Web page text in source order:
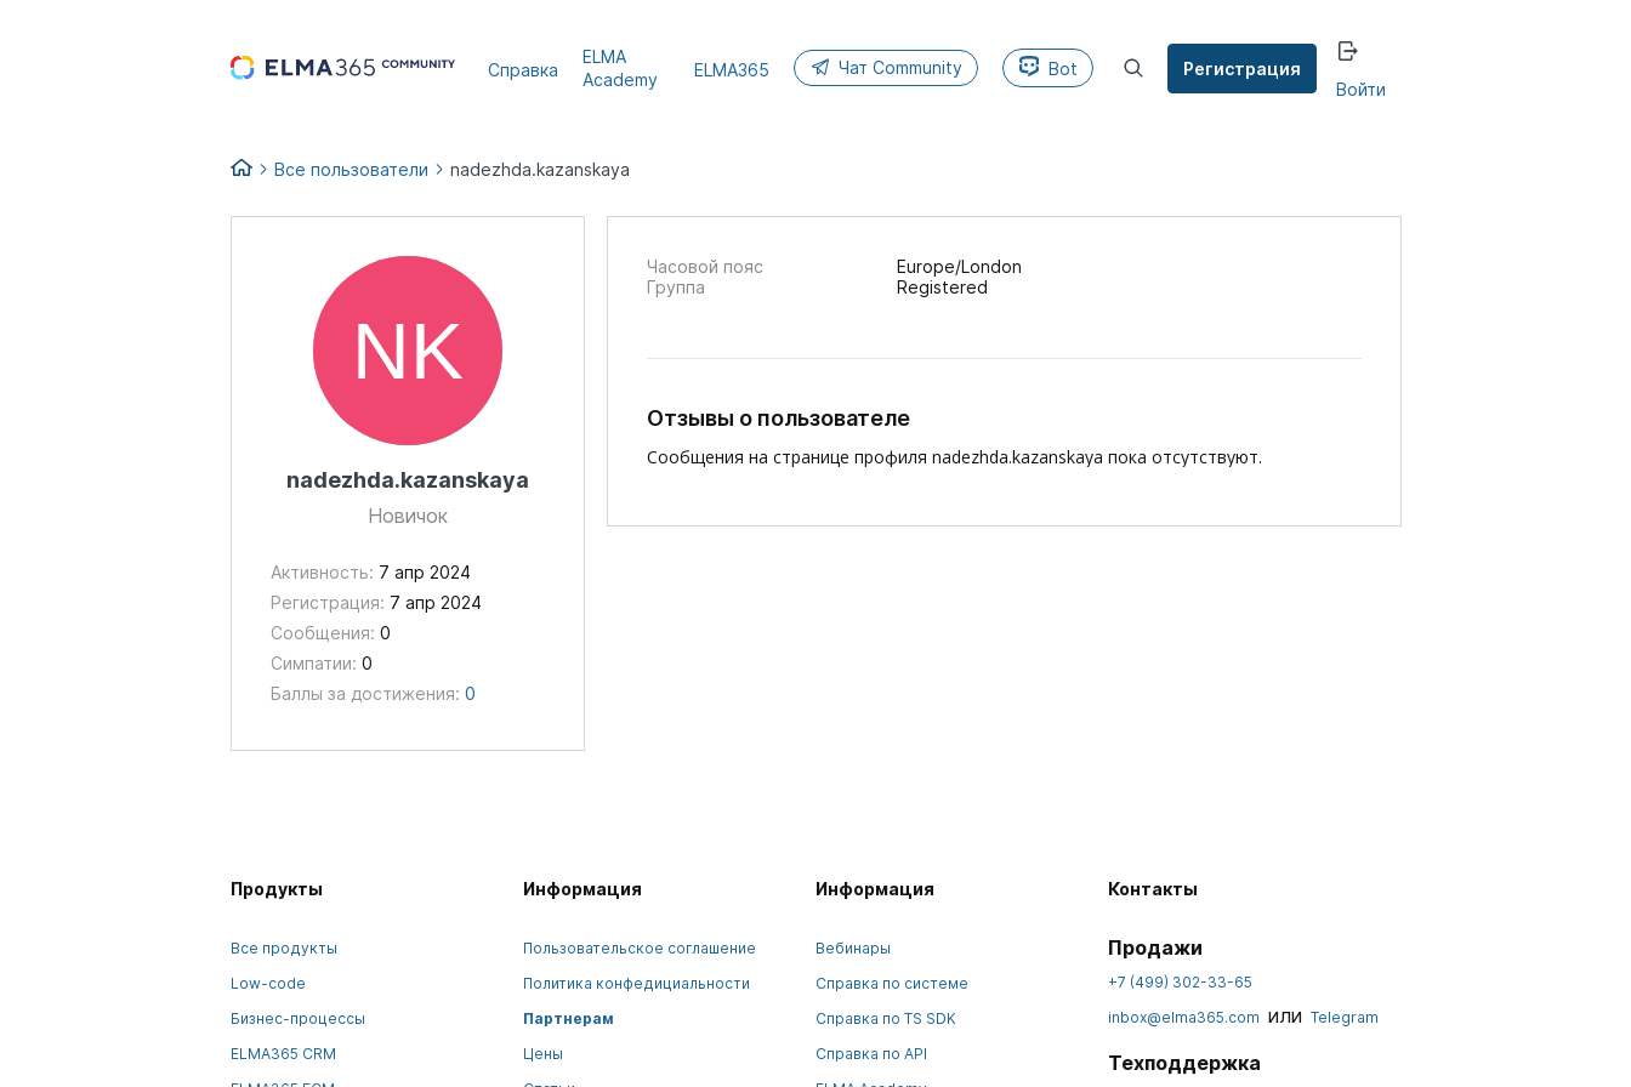
Справка
ELMA
Academy
ELMA365 Чат Community Bot
Регистрация
Войти
Все пользователи nadezhda.kazanskaya
nadezhda.kazanskaya
Новичок
Активность: 7 апр 2024
Регистрация: 7 апр 2024
Сообщения: 0
Симпатии: 0
Баллы за достижения: 0
Часовой пояс
Europe/London
Группа
Registered
Отзывы о пользователе
Сообщения на странице профиля nadezhda.kazanskaya пока отсутствуют.
Продукты
Все продукты
Low-code
Бизнес-процессы
ELMA365 CRM
Информация
Пользовательское соглашение
Политика конфедициальности
Партнерам
Цены
Информация
Вебинары
Справка по системе
Справка по TS SDK
Справка по API
Контакты
Продажи
+7 (499) 302-33-65
inbox@elma365.com или Telegram
Техподдержка